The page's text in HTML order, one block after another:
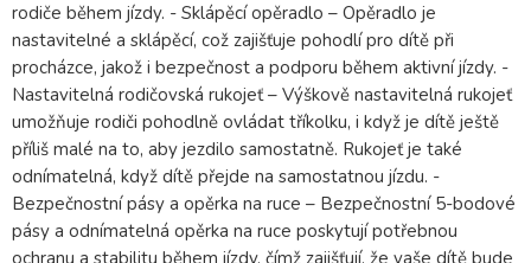
rodiče během jízdy. - Sklápěcí opěradlo – Opěradlo je
nastavitelné a sklápěcí, což zajišťuje pohodlí pro dítě při
procházce, jakož i bezpečnost a podporu během aktivní jízdy. -
Nastavitelná rodičovská rukojeť – Výškově nastavitelná rukojeť
umožňuje rodiči pohodlně ovládat tříkolku, i když je dítě ještě
příliš malé na to, aby jezdilo samostatně. Rukojeť je také
odnímatelná, když dítě přejde na samostatnou jízdu. -
Bezpečnostní pásy a opěrka na ruce – Bezpečnostní 5-bodové
pásy a odnímatelná opěrka na ruce poskytují potřebnou